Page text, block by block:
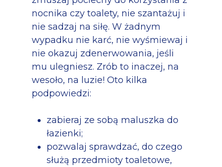
nocnika czy toalety, nie szantażuj i
nie sadzaj na siłę. W żadnym
wypadku nie karć, nie wyśmiewaj i
nie okazuj zdenerwowania, jeśli
mu ulegniesz. Zrób to inaczej, na
wesoło, na luzie! Oto kilka
podpowiedzi:
zabieraj ze sobą maluszka do
łazienki;
pozwalaj sprawdzać, do czego
służą przedmioty toaletowe,